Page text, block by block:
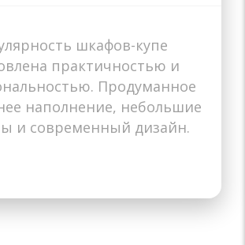
На балкон
Назначениешкафов-купе
практичностью и
Продуманное
наполнение, небольшие
и современный дизайн.
В спальню
Назначение
В коридор
Назначение
В гостиную
Назначение
В комнату
Назначение
В зал
Назначение
В детскую
Назначение
На балкон
Назначение
В прихожую
Назначение